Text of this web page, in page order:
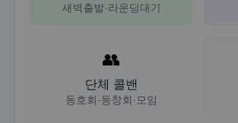
새벽출발·라운딩대기
👥
단체 콜밴
동호회·동창회·모임